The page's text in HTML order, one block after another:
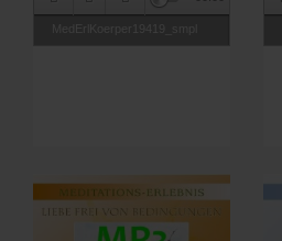
MedErlKoerper19419_smpl